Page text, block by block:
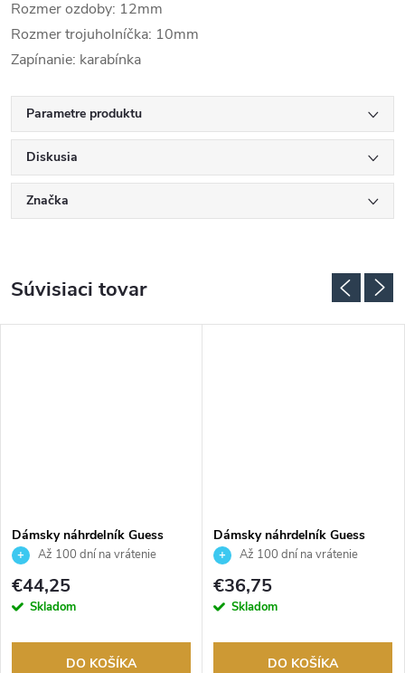
Rozmer ozdoby: 12mm
Rozmer trojuholníčka: 10mm
Zapínanie: karabínka
Parametre produktu
Diskusia
Značka
Súvisiaci tovar
Dámsky náhrdelník Guess
JUBN04210JWYGT
Až 100 dní na vrátenie
tovaru. Autorizovaný predajca.
€44,25
Skladom
DO KOŠÍKA
Dámsky náhrdelník Guess
JUBN06207JWRHT
Až 100 dní na vrátenie
tovaru. Autorizovaný predajca.
€36,75
Skladom
DO KOŠÍKA